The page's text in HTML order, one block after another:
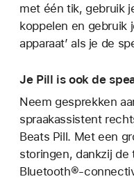
met één tik, gebruik
koppelen en gebruik
apparaat’ als je de
Je Pill is ook de
Neem gesprekken
spraakassistent
Beats Pill. Met een
storingen, dankzij de
Bluetooth®-